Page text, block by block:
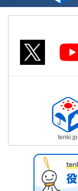
tenki.jp